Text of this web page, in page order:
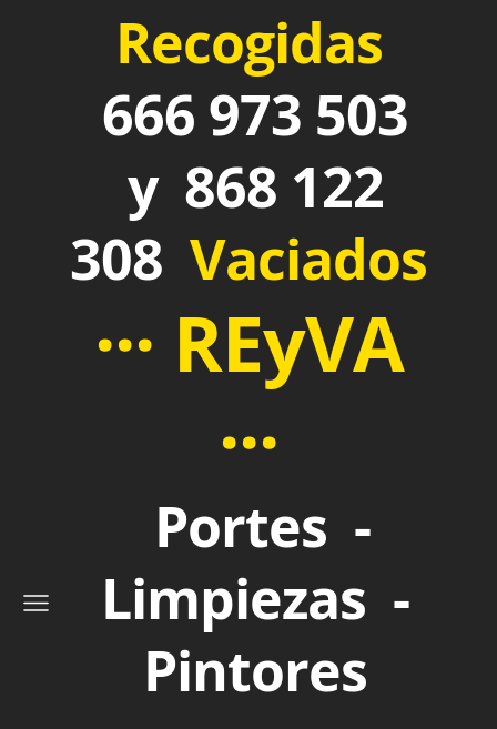
Recogidas
666 973 503
y 868 122
308 Vaciados
··· REyVA
···
Portes -
Limpiezas -
Pintores